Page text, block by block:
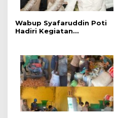
Wabup Syafaruddin Poti
Hadiri Kegiatan